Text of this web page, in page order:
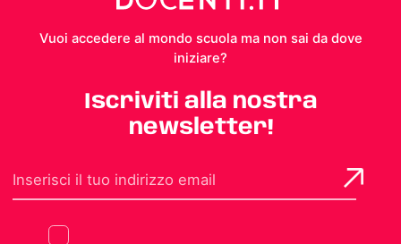
Vuoi accedere al mondo scuola ma non sai da dove
iniziare?
Iscriviti alla nostra
newsletter!